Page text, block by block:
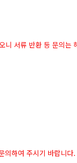
서류 반환 등 문의는
의하여 주시기 바랍니다.